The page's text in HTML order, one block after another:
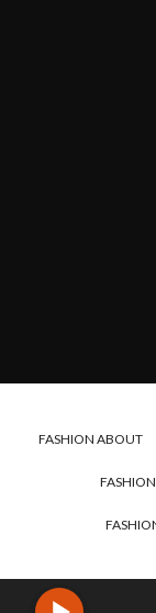
FASHION ABOUT
FASHION